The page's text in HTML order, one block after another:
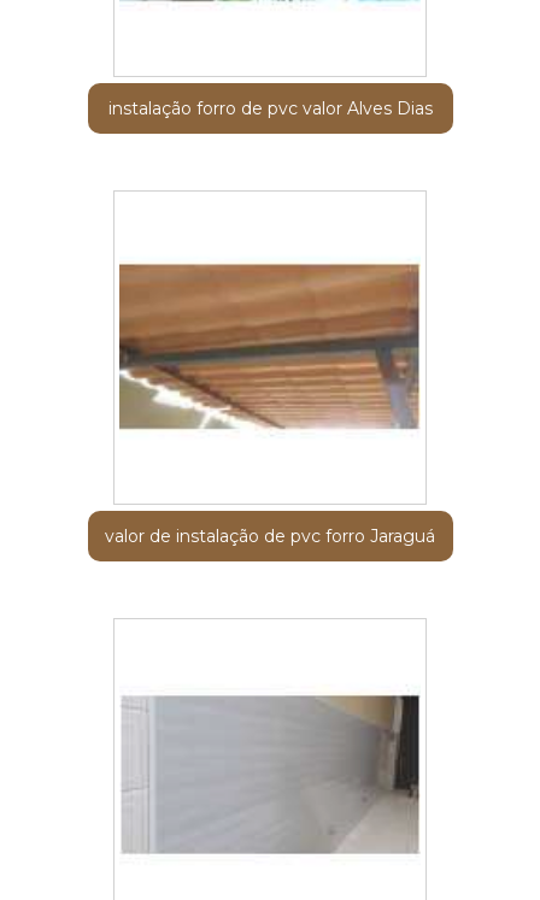
instalação forro de pvc valor Alves Dias
valor de instalação de pvc forro Jaraguá